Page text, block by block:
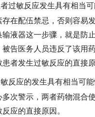
过敏反应发生具有相当
在配伍禁忌，否则容易
液器这一步骤，就是防
告医务人员违反了该用
者发生过敏反应的直接原
反应的发生具有相当可
次警示，两者药物混合
应的直接原因。